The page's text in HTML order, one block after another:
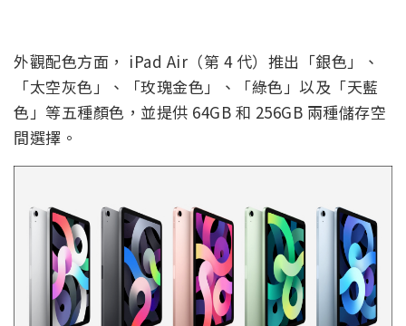
外觀配色方面， iPad Air（第 4 代）推出「銀色」、
「太空灰色」、「玫瑰金色」、「綠色」以及「天藍
色」等五種顏色，並提供 64GB 和 256GB 兩種儲存空
間選擇。